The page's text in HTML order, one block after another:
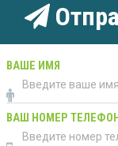
ВАШЕ ИМЯ
ВАШ НОМЕР